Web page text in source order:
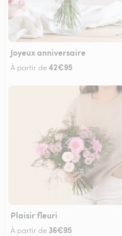
Joyeux anniversaire
À partir de42€95
Plaisir fleuri
À partir de 36€95